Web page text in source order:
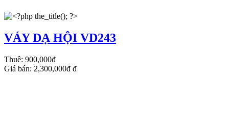
VÁY DẠ HỘI VD243
Thuê: 900,000đ
Giá bán: 2,300,000đ đ